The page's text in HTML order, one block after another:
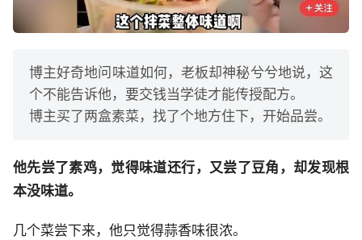
博主好奇地问味道如何，老板却神秘兮兮地说，这
个不能告诉他，要交钱当学徒才能传授配方。
博主买了两盒素菜，找了个地方住下，开始品尝。
他先尝了素鸡，觉得味道还行，又尝了豆角，却发现根
本没味道。
几个菜尝下来，他只觉得蒜香味很浓。